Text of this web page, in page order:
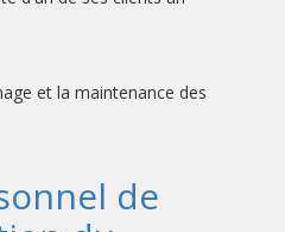
et la maintenance des
de